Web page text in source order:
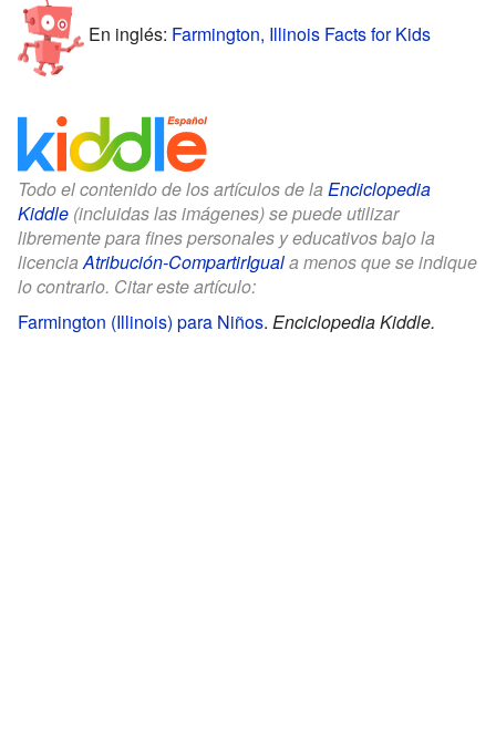
En inglés: Farmington, Illinois Facts for Kids
Todo el contenido de los artículos de la Enciclopedia
Kiddle (incluidas las imágenes) se puede utilizar
libremente para fines personales y educativos bajo la
licenciaAtribución-CompartirIguala menos que se indique
lo contrario. Citar este artículo:
Farmington (Illinois) para Niños. Enciclopedia Kiddle.